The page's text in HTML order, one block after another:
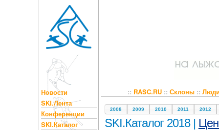
Новости
SKI.Лента
Конференции
SKI.Каталог
:: RASC.RU:: Склоны::
2008 2009 2010 2011 2012
SKI.Каталог 2018 |